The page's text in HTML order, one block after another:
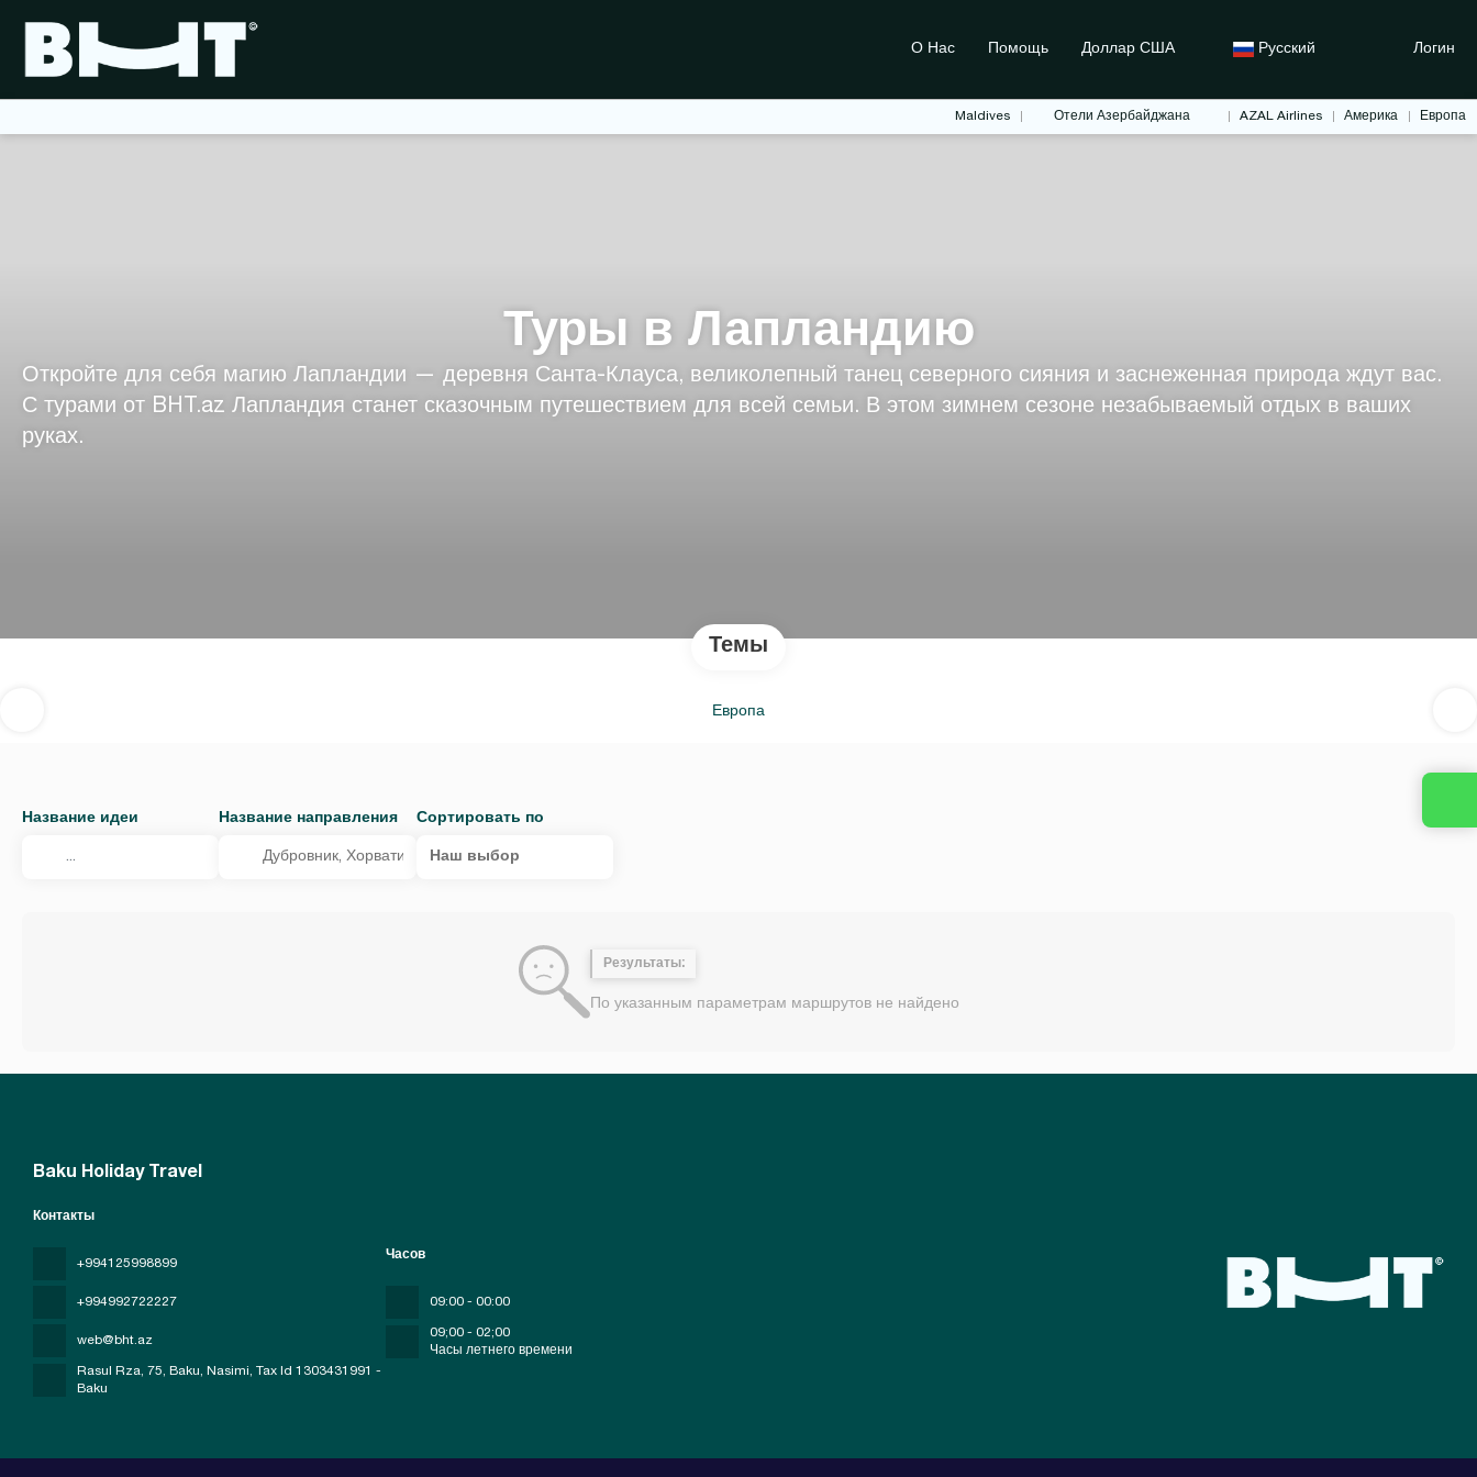
О Нас Помощь Доллар США Русский Логин
Maldives Отели Азербайджана AZAL Airlines Америка Европа
Туры в Лапландию
Откройте для себя магию Лапландии — деревня Санта-Клауса, великолепный танец северного сияния и заснеженная природа ждут вас.
С турами от BHT.az Лапландия станет сказочным путешествием для всей семьи. В этом зимнем сезоне незабываемый отдых в ваших
руках.
Темы
Европа
Название идеи Название направления Сортировать по
Наш выбор
Результаты:
По указанным параметрам маршрутов не найдено
Baku Holiday Travel
Контакты
+994125998899
+994992722227
web@bht.az
Rasul Rza, 75, Baku, Nasimi, Tax Id 1303431991 -
Baku
Часов
09:00 - 00:00
09;00 - 02;00
Часы летнего времени